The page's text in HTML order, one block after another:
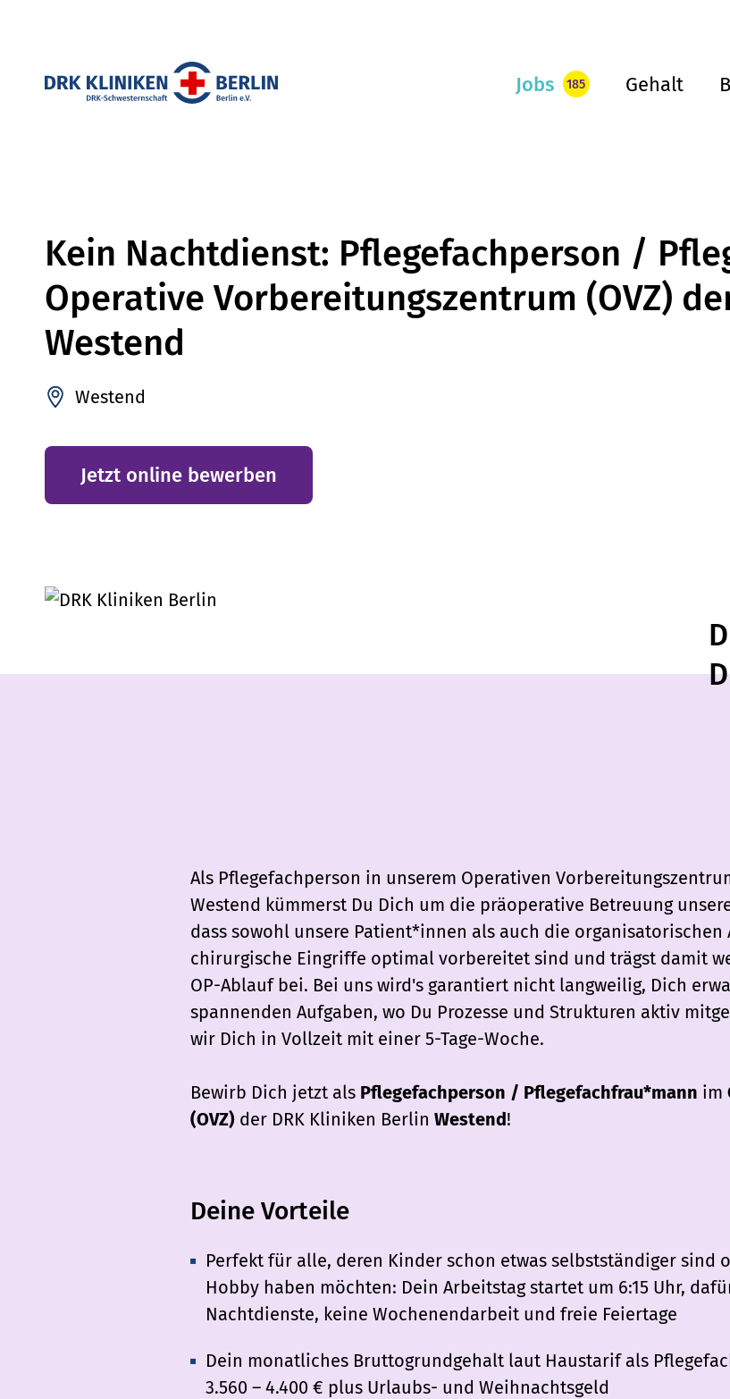
Jobs 185 Gehalt
Kein Nachtdienst: Pflegefachperson /
Operative Vorbereitungszentrum (OVZ)
Westend
Westend
Jetzt online bewerben
Als Pflegefachperson in unserem Operativen
Westend kümmerst Du Dich um die präoperative Betreuung
dass sowohl unsere Patient*innen als auch die
chirurgische Eingriffe optimal vorbereitet sind und trägst damit
OP-Ablauf bei. Bei uns wird's garantiert nicht langweilig, Dich
spannenden Aufgaben, wo Du Prozesse und Strukturen aktiv
wir Dich in Vollzeit mit einer 5-Tage-Woche.
Bewirb Dich jetzt als Pflegefachperson / Pflegefachfrau*mann im
(OVZ) der DRK Kliniken BerlinWestend!
Deine Vorteile
Perfekt für alle, deren Kinder schon etwas selbstständiger sind
Hobby haben möchten: Dein Arbeitstag startet um 6:15 Uhr,
Nachtdienste, keine Wochenendarbeit und freie Feiertage
Dein monatliches Bruttogrundgehalt laut Haustarif als
3.560 – 4.400 € plus Urlaubs- und Weihnachtsgeld